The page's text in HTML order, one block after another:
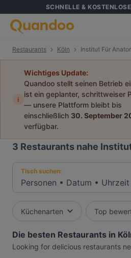
SCHNELLE &
Restaurants Köln Institut Für
i
Wichtiges Update:
Quandoo stellt seinen Betrieb
ist ein geplanter, schrittweiser
— unsere Plattform bleibt bis
einschließlich 30. September
verfügbar.
3 Restaurants nahe
Tisch suchen:
Personen • Datum • Uhrzeit
Küchenarten Top
Die besten Restaurants in
Looking for delicious restaurants